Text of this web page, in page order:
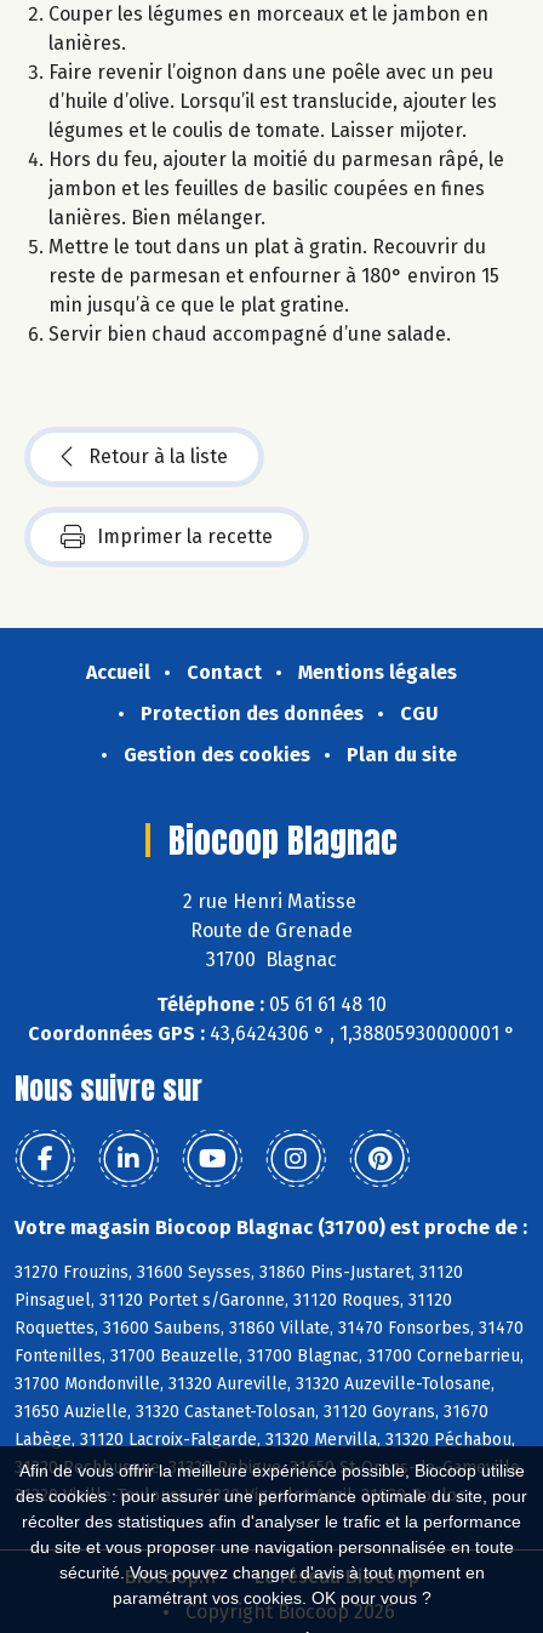
Afin de vous offrir la meilleure expérience possible, Biocoop utilise
des cookies : pour assurer une performance optimale du site, pour
récolter des statistiques afin d'analyser le trafic et la performance
du site et vous proposer une navigation personnalisée en toute
sécurité. Vous pouvez changer d'avis à tout moment en
paramétrant vos cookies. OK pour vous ?
Couper les légumes en morceaux et le jambon en
lanières.
Faire revenir l’oignon dans une poêle avec un peu
d’huile d’olive. Lorsqu’il est translucide, ajouter les
légumes et le coulis de tomate. Laisser mijoter.
Hors du feu, ajouter la moitié du parmesan râpé, le
jambon et les feuilles de basilic coupées en fines
lanières. Bien mélanger.
Mettre le tout dans un plat à gratin. Recouvrir du
reste de parmesan et enfourner à 180° environ 15
min jusqu’à ce que le plat gratine.
Servir bien chaud accompagné d’une salade.
Retour à la liste
Imprimer la recette
Accueil Contact
Mentions légales
Protection des données
CGU
Gestion des cookies
Plan du site
Biocoop Blagnac
2 rue Henri Matisse
Route de Grenade
31700 Blagnac
Téléphone : 05 61 61 48 10
Coordonnées GPS : 43,6424306 ° , 1,38805930000001 °
Nous suivre sur
Votre magasin Biocoop Blagnac (31700) est proche de :
31270 Frouzins, 31600 Seysses, 31860 Pins-Justaret, 31120
Pinsaguel, 31120 Portet s/Garonne, 31120 Roques, 31120
Roquettes, 31600 Saubens, 31860 Villate, 31470 Fonsorbes, 31470
Fontenilles, 31700 Beauzelle, 31700 Blagnac, 31700 Cornebarrieu,
31700 Mondonville, 31320 Aureville, 31320 Auzeville-Tolosane,
31650 Auzielle, 31320 Castanet-Tolosan, 31120 Goyrans, 31670
Labège, 31120 Lacroix-Falgarde, 31320 Mervilla, 31320 Péchabou,
31320 Pechbusque, 31320 Rebigue, 31650 St-Orens-de-Gameville,
31320 Vieille-Toulouse, 31320 Vigoulet-Auzil, 31620 Bouloc
Biocoop.fr
Le réseau Biocoop
Copyright Biocoop 2026